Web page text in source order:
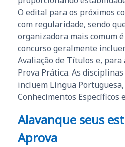
O edital para os próximos
com regularidade, sendo
organizadora mais comum
concurso geralmente
Avaliação de Títulos e, para
Prova Prática. As
incluem Língua
Conhecimentos Específicos
Alavanque seus
Aprova